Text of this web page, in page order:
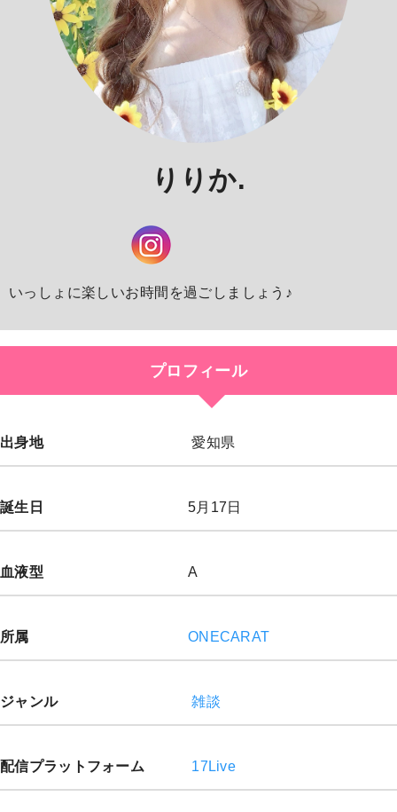
りりか.
いっしょに楽しいお時間を過ごしましょう♪
プロフィール
出身地 愛知県
誕生日 5月17日
血液型 A
所属 ONECARAT
ジャンル 雑談
配信プラットフォーム 17Live